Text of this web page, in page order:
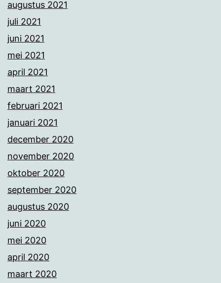
augustus 2021
juli 2021
juni 2021
mei 2021
april 2021
maart 2021
februari 2021
januari 2021
december 2020
november 2020
oktober 2020
september 2020
augustus 2020
juni 2020
mei 2020
april 2020
maart 2020